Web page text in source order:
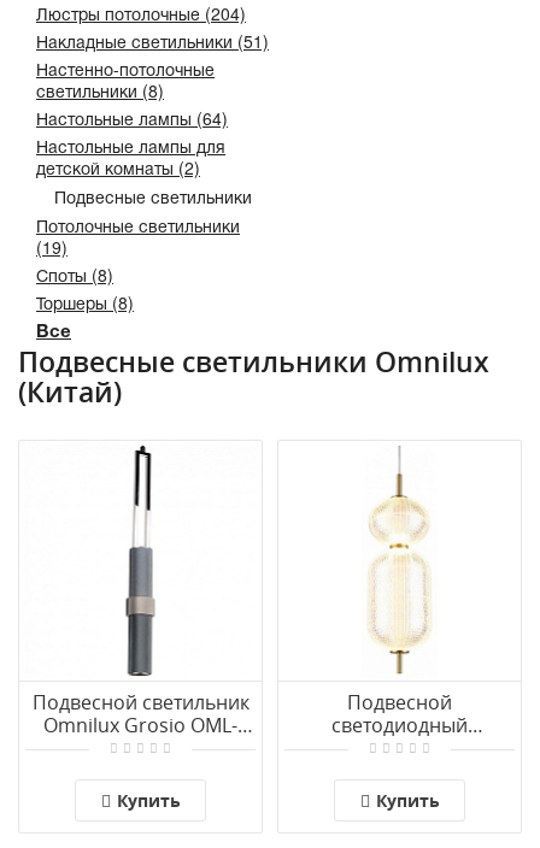
Люстры потолочные (204)
Накладные светильники (51)
Настенно-потолочные
светильники (8)
Настольные лампы (64)
Настольные лампы для
детской комнаты (2)
Подвесные светильники
Потолочные светильники
(19)
Споты (8)
Торшеры (8)
Все
Подвесные светильники Omnilux
(Китай)
Подвесной светильник
Omnilux Grosio OML-
84506-05
Купить
Подвесной
светодиодный
светильник Omnilux
Купить